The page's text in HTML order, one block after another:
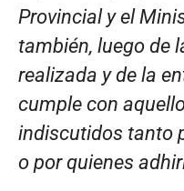
Provincial y el
también, luego de
realizada y de la
cumple con
indiscutidos tanto
o por quienes